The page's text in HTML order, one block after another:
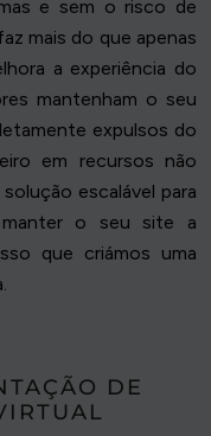
e sem o risco de
mais do que apenas
a experiência do
mantenham o seu
expulsos do
em recursos não
escalável para
o seu site a
que criámos uma
DE